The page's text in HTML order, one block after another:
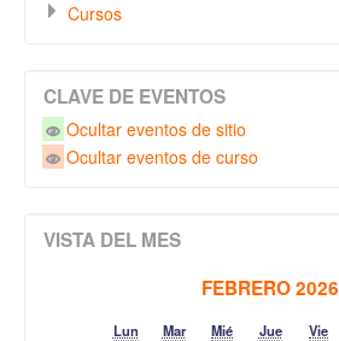
Cursos
CLAVE DE EVENTOS
Ocultar eventos de sitio
Ocultar eventos de curso
VISTA DEL MES
FEBRERO 2026
Lun Mar Mié Jue Vie